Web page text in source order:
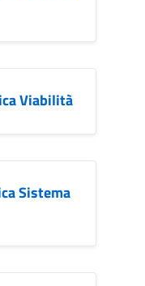
Viabilità
Sistema